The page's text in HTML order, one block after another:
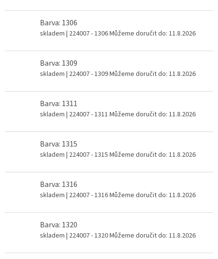
Barva: 1306
skladem | 224007 - 1306Můžeme doručit do: 11.8.2026
Barva: 1309
skladem | 224007 - 1309Můžeme doručit do: 11.8.2026
Barva: 1311
skladem | 224007 - 1311 Můžeme doručit do: 11.8.2026
Barva: 1315
skladem | 224007 - 1315 Můžeme doručit do: 11.8.2026
Barva: 1316
skladem | 224007 - 1316Můžeme doručit do: 11.8.2026
Barva: 1320
skladem | 224007 - 1320Můžeme doručit do: 11.8.2026